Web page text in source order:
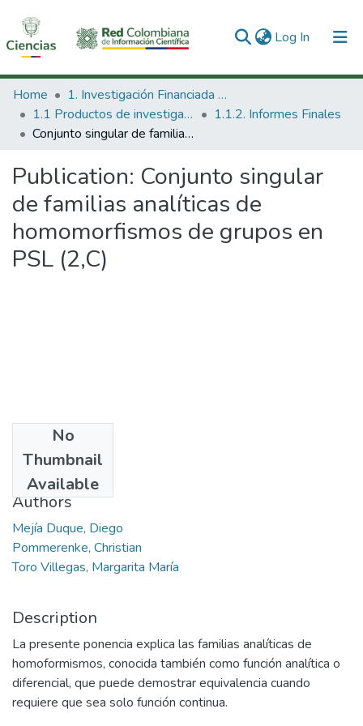
Log In (current)
Communities & Collections
All of DSpace
Home
1. Investigación Financiada con Recursos Públicos
1.1 Productos de investigación
1.1.2. Informes Finales
Conjunto singular de familias analíticas de homomorfismos de grupos en PSL (2,C)
Publication: Conjunto singular
de familias analíticas de
homomorfismos de grupos en
PSL (2,C)
No
Thumbnail
Available
2013-07
Authors
Mejía Duque, Diego
Pommerenke, Christian
Toro Villegas, Margarita María
Description
La presente ponencia explica las familias analíticas de
homoformismos, conocida también como función analítica o
diferencial, que puede demostrar equivalencia cuando
requiere que sea solo función continua.